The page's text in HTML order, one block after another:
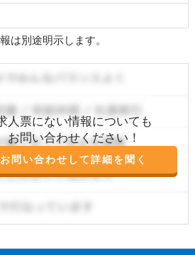
は別途明示します。
人票にない情報についても
お問い合わせください！
お問い合わせして詳細を聞く